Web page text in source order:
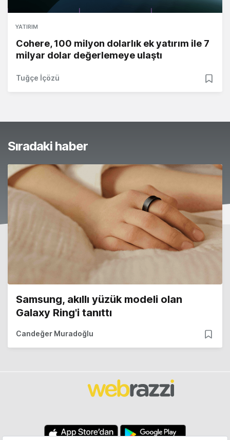
YATIRIM
Cohere, 100 milyon dolarlık ek yatırım ile 7
milyar dolar değerlemeye ulaştı
Tuğçe İçözü
Sıradaki haber
Samsung, akıllı yüzük modeli olan
Galaxy Ring'i tanıttı
Candeğer Muradoğlu